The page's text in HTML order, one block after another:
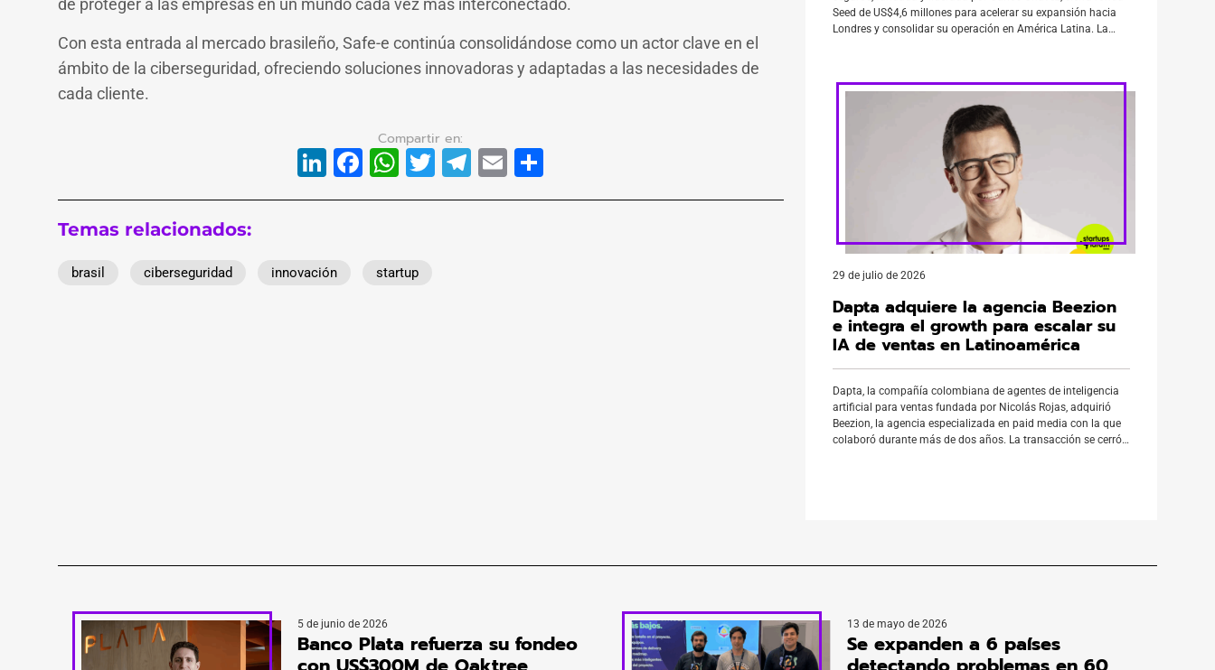
de proteger a las empresas en un mundo cada vez más interconectado.
Con esta entrada al mercado brasileño, Safe-e continúa consolidándose como un actor clave en el
ámbito de la ciberseguridad, ofreciendo soluciones innovadoras y adaptadas a las necesidades de
cada cliente.
LinkedIn
Facebook
WhatsApp
Twitter
Telegram
Email
Temas relacionados:
brasil ciberseguridad innovación startup
Seed de US$4,6 millones para acelerar su expansión hacia
Londres y consolidar su operación en América Latina. La
29 de julio de 2026
Dapta adquiere la agencia Beezion
e integra el growth para escalar su
IA de ventas en Latinoamérica
Dapta, la compañía colombiana de agentes de inteligencia
artificial para ventas fundada por Nicolás Rojas, adquirió
Beezion, la agencia especializada en paid media con la que
colaboró durante más de dos años. La transacción se cerró
5 de junio de 2026
Banco Plata refuerza su fondeo
13 de mayo de 2026
Se expanden a 6 países